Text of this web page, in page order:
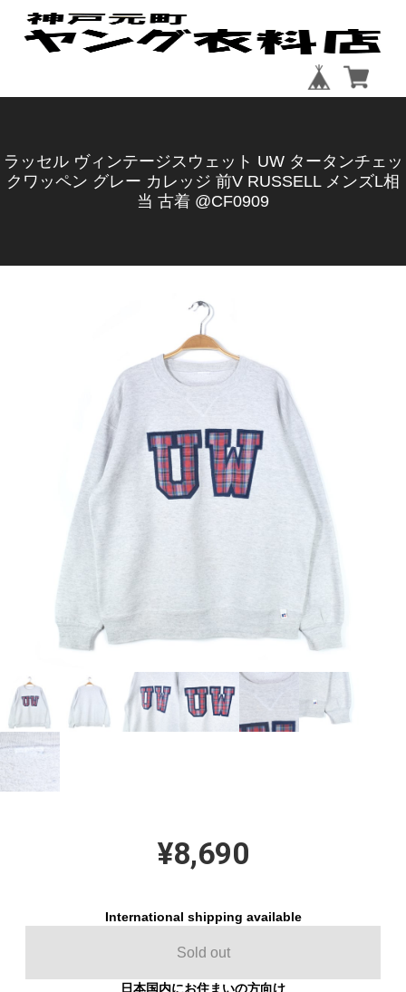
ラッセル ヴィンテージスウェット UW タータンチェッ
クワッペン グレー カレッジ 前V RUSSELL メンズL相
当 古着 @CF0909
¥8,690
International shipping available
Sold out
日本国内にお住まいの方向け